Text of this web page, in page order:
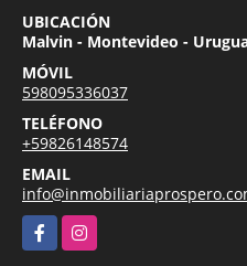
UBICACIÓN
Malvin - Montevideo -
MÓVIL
598095336037
TELÉFONO
+59826148574
EMAIL
FacebookInstagram